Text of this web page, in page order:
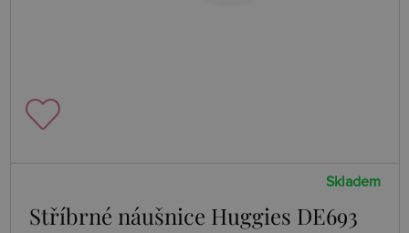
Skladem
Stříbrné náušnice Huggies DE693